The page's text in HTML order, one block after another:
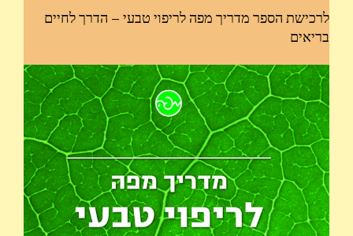
לרכישת הספר מדריך מפה לריפוי טבעי – הדרך לחיים
בריאים